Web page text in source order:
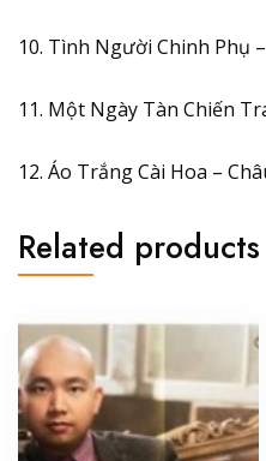
10. Tình Người Chinh Phụ
11. Một Ngày Tàn Chiến
12. Áo Trắng Cài Hoa –
Related products